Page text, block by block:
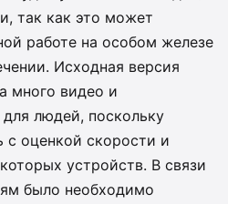
так как это может
работе на особом железе
Исходная версия
много видео и
людей, поскольку
с оценкой скорости и
устройств. В связи
было необходимо